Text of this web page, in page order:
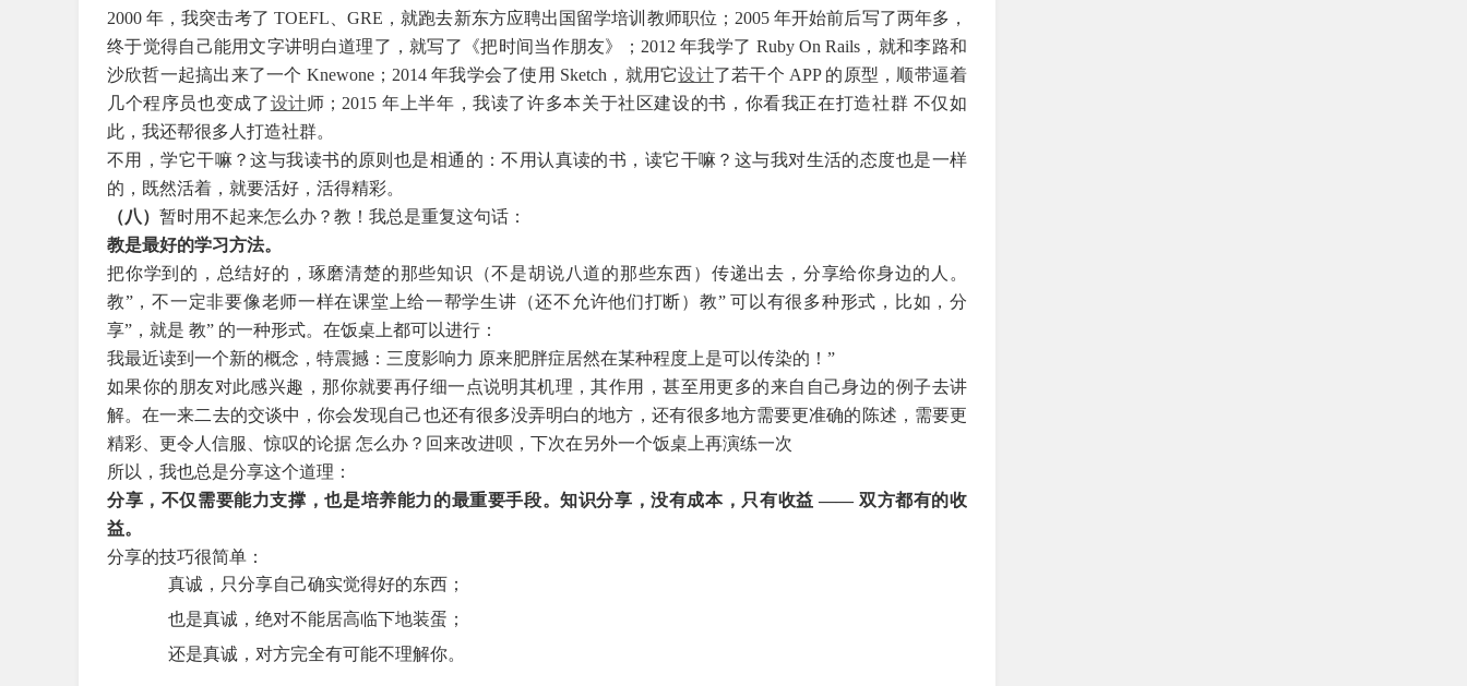
2000 年，我突击考了 TOEFL、GRE，就跑去新东方应聘出国留学培训教师职位；2005 年开始前后写了两年多，
终于觉得自己能用文字讲明白道理了，就写了《把时间当作朋友》；2012 年我学了 Ruby On Rails，就和李路和
沙欣哲一起搞出来了一个 Knewone；2014 年我学会了使用 Sketch，就用它设计了若干个 APP 的原型，顺带逼着
几个程序员也变成了设计师；2015 年上半年，我读了许多本关于社区建设的书 ，你看我正在打造社群 不仅如
此，我还帮很多人打造社群。
不用，学它干嘛？这与我读书的原则也是相通的：不用认真读的书，读它干嘛？这与我对生活的态度也是一样
的，既然活着，就要活好，活得精彩。
（八） 暂时用不起来怎么办？教！我总是重复这句话：
教是最好的学习方法。
把你学到的，总结好的，琢磨清楚的那些知识（不是胡说八道的那些东西）传递出去，分享给你身边的人。
教”，不一定非要像老师一样在课堂上给一帮学生讲（还不允许他们打断）教” 可以有很多种形式，比如，分
享”，就是 教” 的一种形式。在饭桌上都可以进行：
我最近读到一个新的概念，特震撼：三度影响力 原来肥胖症居然在某种程度上是可以传染的！”
如果你的朋友对此感兴趣，那你就要再仔细一点说明其机理，其作用，甚至用更多的来自自己身边的例子去讲
解。在一来二去的交谈中，你会发现自己也还有很多没弄明白的地方，还有很多地方需要更准确的陈述，需要更
精彩、更令人信服、惊叹的论据 怎么办？回来改进呗，下次在另外一个饭桌上再演练一次
所以，我也总是分享这个道理：
分享，不仅需要能力支撑，也是培养能力的最重要手段。知识分享，没有成本，只有收益 —— 双方都有的收
益。
分享的技巧很简单：
真诚，只分享自己确实觉得好的东西；
也是真诚，绝对不能居高临下地装蛋；
还是真诚，对方完全有可能不理解你。